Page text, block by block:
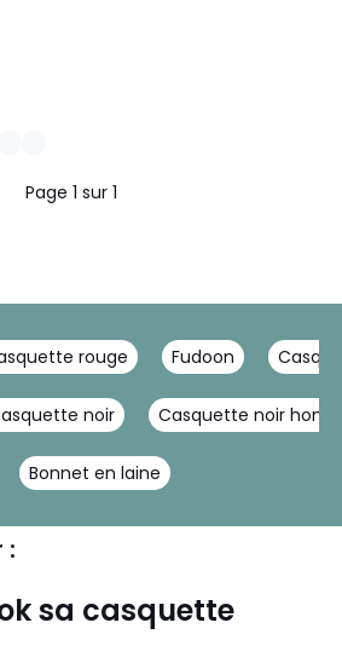
Page 1 sur 1
rouge Fudoon
noir Casquette noir
Bonnet en laine
:
sa casquette